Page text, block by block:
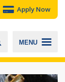
Apply Now
MENU